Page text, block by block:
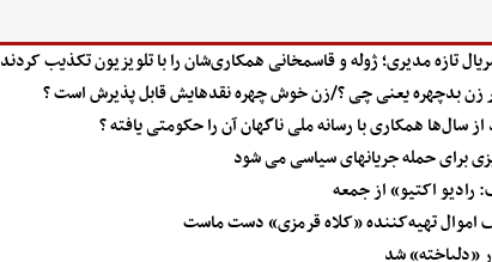
تازه مدیری؛ ژوله و قاسمخانی همکاری‌شان را با تلویزیون تکذیب کردند
زن بدچهره یعنی چی ؟/زن خوش چهره نقدهایش قابل پذیرش است ؟
سال‌ها همکاری با رسانه ملی ناگهان آن را حکومتی یافته ؟
برای حمله جریانهای سیاسی می شود
اکتیو» از جمعه
اموال تهیه‌کننده «کلاه قرمزی» دست ماست
«دلباخته» شد